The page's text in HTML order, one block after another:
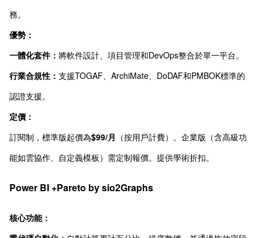
務。
優勢：
一體化套件： 將軟件設計、項目管理和DevOps整合於單一平台。
行業合規性： 支援TOGAF、ArchiMate、DoDAF和PMBOK標準的
認證支援。
定價：
訂閱制，標準版起價為$99/月 （按用戶計費）。企業版（含高級功
能如雲協作、自定義模板）需定制報價。提供學術折扣。
Power BI +Pareto by sio2Graphs
核心功能：